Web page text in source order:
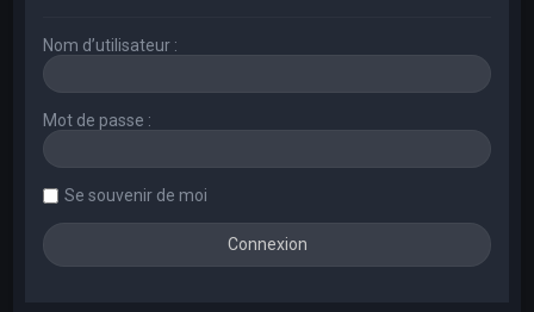
Nom d’utilisateur :
Mot de passe :
Se souvenir de moi